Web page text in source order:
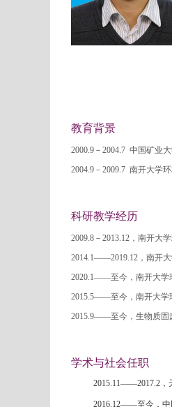
教育背景
2000.9－2004.7 中国矿业
2004.9－2009.7 南开大学
科研教学经历
2009.8－2013.12，南开
2014.1——2019.12，南开
2020.1——至今 ，南开大
2015.5——至今，南开大
2015.9——至今，生物质固
学术与社会任职
2015.11——2017.2
2016.12——至今，中